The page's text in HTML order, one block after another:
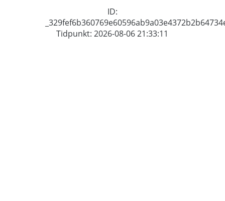
ID:
Tidpunkt: 2026-08-06 21:33:11